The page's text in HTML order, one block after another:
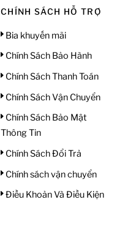
CHÍNH SÁCH HỖ TRỢ
Bia khuyến mãi
Chính Sách Bảo Hành
Chính Sách Thanh Toán
Chính Sách Vận Chuyển
Chính Sách Bảo Mật
Thông Tin
Chính Sách Đổi Trả
Chính sách vận chuyển
Điều Khoản Và Điều Kiện